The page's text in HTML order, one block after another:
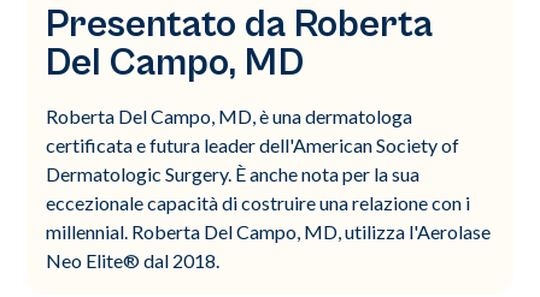
Presentato da Roberta
Del Campo, MD
Roberta Del Campo, MD, è una dermatologa
certificata e futura leader dell'American Society of
Dermatologic Surgery. È anche nota per la sua
eccezionale capacità di costruire una relazione con i
millennial. Roberta Del Campo, MD, utilizza l'Aerolase
Neo Elite® dal 2018.